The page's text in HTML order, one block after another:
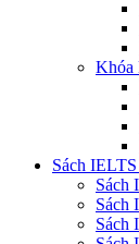
Khóa
Sách
Sách
Sách
Sách